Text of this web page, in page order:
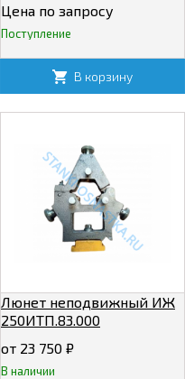
Цена по запросу
Поступление
В корзину
Люнет неподвижный ИЖ
250ИТП.83.000
от 23 750 ₽
В наличии